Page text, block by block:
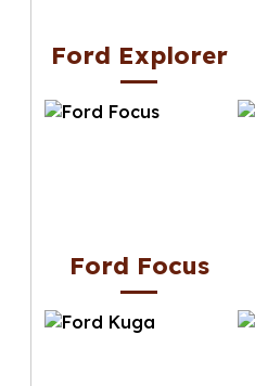
Ford Explorer
Ford Focus